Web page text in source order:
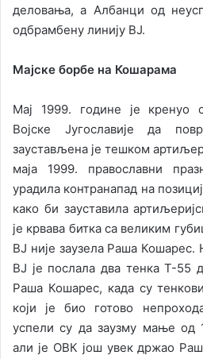
деловања, а Албанци од
одбрамбену линију ВЈ.
Мајске борбе на Кошарама
Мај 1999. године је кренуо
Војске Југославије да
заустављена је тешком
маја 1999. православни
урадила контранапад на
како би зауставила
је крвава битка са великим
ВЈ није заузела Раша Кошарес.
ВЈ је послала два тенка Т-55
Раша Кошарес, када су
који је био готово
успели су да заузму мање од
али је ОВК још увек држао